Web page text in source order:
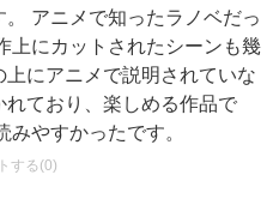
アニメで知ったラノベだっ
上にカットされたシーンも幾
にアニメで説明されていな
れており、楽しめる作品で
みやすかったです。
する(0)